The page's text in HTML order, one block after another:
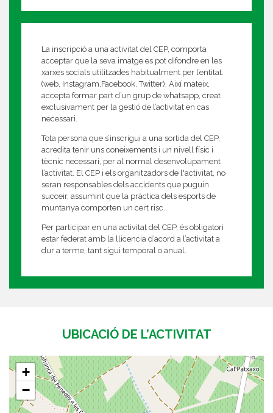
La inscripció a una activitat del CEP, comporta
acceptar que la seva imatge es pot difondre en les
xarxes socials utilitzades habitualment per l’entitat.
(web, Instagram,Facebook, Twitter). Així mateix,
accepta formar part d’un grup de whatsapp, creat
exclusivament per la gestió de l’activitat en cas
necessari.
Tota persona que s’inscrigui a una sortida del CEP,
acredita tenir uns coneixements i un nivell físic i
tècnic necessari, per al normal desenvolupament
l’activitat. El CEP i els organitzadors de l'activitat, no
seran responsables dels accidents que puguin
succeir, assumint que la pràctica dels esports de
muntanya comporten un cert risc.
Per participar en una activitat del CEP, és obligatori
estar federat amb la llicencia d’acord a l’activitat a
dur a terme, tant sigui temporal o anual.
UBICACIÓ DE L’ACTIVITAT
+
−